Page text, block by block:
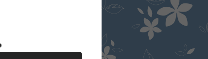
コート
カーディガン
ストール